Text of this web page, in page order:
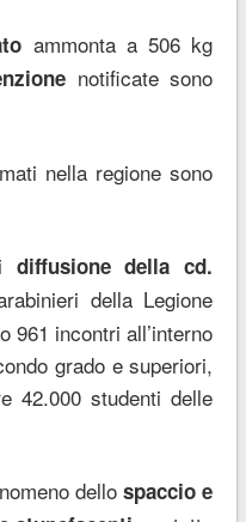
ammonta a 506 kg
notificate sono
nella regione sono
diffusione della cd.
della Legione
961 incontri all’interno
grado e superiori,
42.000 studenti delle
dellospaccio e